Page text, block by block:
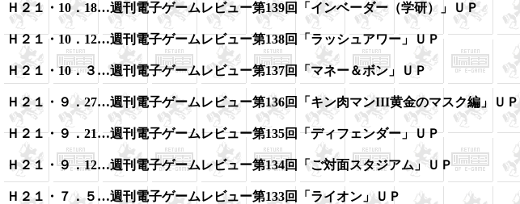
Ｈ２１・10．18…週刊電子ゲームレビュー第139回「インベーダー（学研）」ＵＰ
Ｈ２１・10．12…週刊電子ゲームレビュー第138回「ラッシュアワー」ＵＰ
Ｈ２１・10．３…週刊電子ゲームレビュー第137回「マネー＆ボン」ＵＰ
Ｈ２１・９．27…週刊電子ゲームレビュー第136回「キン肉マンIII黄金のマスク編」ＵＰ
Ｈ２１・９．21…週刊電子ゲームレビュー第135回「ディフェンダー」ＵＰ
Ｈ２１・９．12…週刊電子ゲームレビュー第134回「ご対面スタジアム」ＵＰ
Ｈ２１・７．５…週刊電子ゲームレビュー第133回「ライオン」ＵＰ